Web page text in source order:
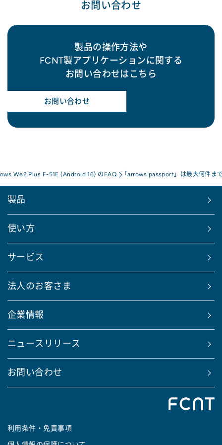
お問い合わせ
製品の操作方法や
FCNT製アプリケーションに関する
お問い合わせはこちら
お問い合わせ
We2 Plus F-51E (Android 16) のFAQ 「arrows passport」は最大何件ま
製品
使い方
サービス
法人のお客さま
企業情報
ニュースリリース
お問い合わせ
利用条件・免責事項